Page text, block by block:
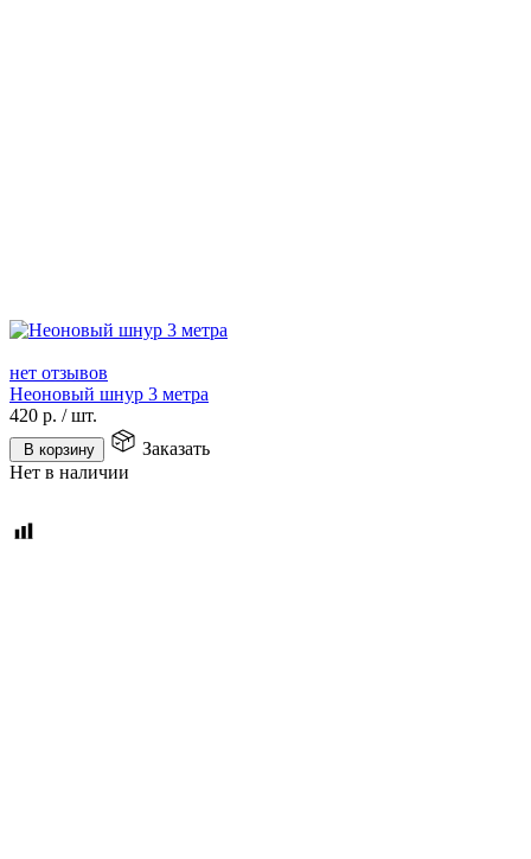
нет отзывов
Неоновый шнур 3 метра
420 р. /шт.
В корзину
Заказать
Нет в наличии